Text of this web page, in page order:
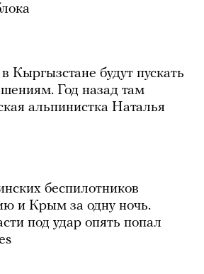
Кыргызстане будут пускать
Год назад там
альпинистка Наталья
беспилотников
и Крым за одну ночь.
под удар опять попал